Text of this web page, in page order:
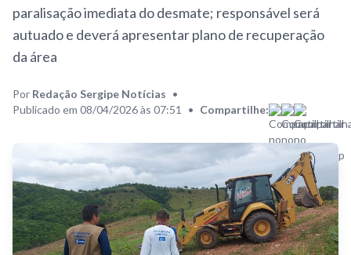
paralisação imediata do desmate; responsável será
autuado e deverá apresentar plano de recuperação
da área
Por Redação Sergipe Notícias •
Publicado em 08/04/2026 às 07:51
• Compartilhe: